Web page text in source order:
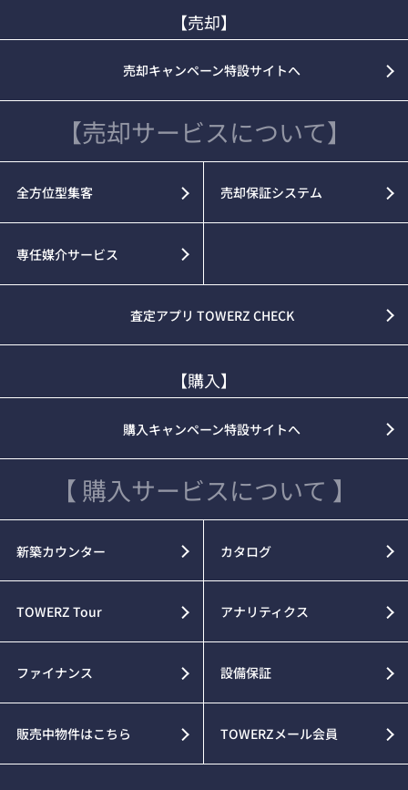
【売却】
売却キャンペーン特設サイトへ
【売却サービスについて】
全方位型集客 売却保証システム
専任媒介サービス
査定アプリ TOWERZ CHECK
【購入】
購入キャンペーン特設サイトへ
【 購入サービスについて 】
新築カウンター カタログ
TOWERZ Tour アナリティクス
ファイナンス 設備保証
販売中物件はこちら TOWERZメール会員